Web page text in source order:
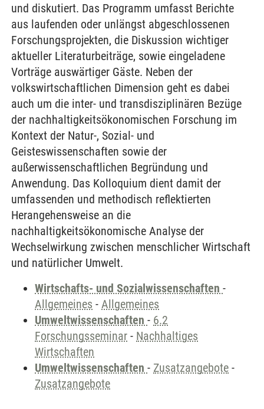
und diskutiert. Das Programm umfasst Berichte
aus laufenden oder unlängst abgeschlossenen
Forschungsprojekten, die Diskussion wichtiger
aktueller Literaturbeiträge, sowie eingeladene
Vorträge auswärtiger Gäste. Neben der
volkswirtschaftlichen Dimension geht es dabei
auch um die inter- und transdisziplinären Bezüge
der nachhaltigkeitsökonomischen Forschung im
Kontext der Natur-, Sozial- und
Geisteswissenschaften sowie der
außerwissenschaftlichen Begründung und
Anwendung. Das Kolloquium dient damit der
umfassenden und methodisch reflektierten
Herangehensweise an die
nachhaltigkeitsökonomische Analyse der
Wechselwirkung zwischen menschlicher Wirtschaft
und natürlicher Umwelt.
Wirtschafts- und Sozialwissenschaften -
Allgemeines - Allgemeines
Umweltwissenschaften - 6.2
Forschungsseminar - Nachhaltiges
Wirtschaften
Umweltwissenschaften - Zusatzangebote -
Zusatzangebote